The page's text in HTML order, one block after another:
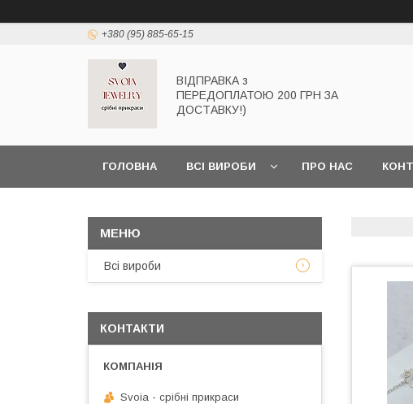
+380 (95) 885-65-15
ВІДПРАВКА з
ПЕРЕДОПЛАТОЮ 200 ГРН ЗА
ДОСТАВКУ!)
ГОЛОВНА ВСІ ВИРОБИ ПРО НАС
Всі вироби
КОНТАКТИ
Svoia - срібні прикраси